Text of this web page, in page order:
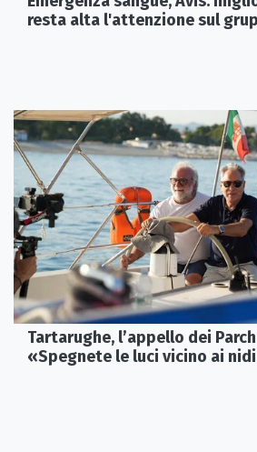
resta alta l'attenzione sul
Tartarughe, l’appello dei
«Spegnete le luci vicino ai